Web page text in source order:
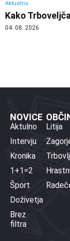
Aktualno
Kako
04. 08. 2026
NOVICE
Aktulno
Intervju
Kronika
1+1=2
Šport
Doživetja
Brez
filtra
Litija